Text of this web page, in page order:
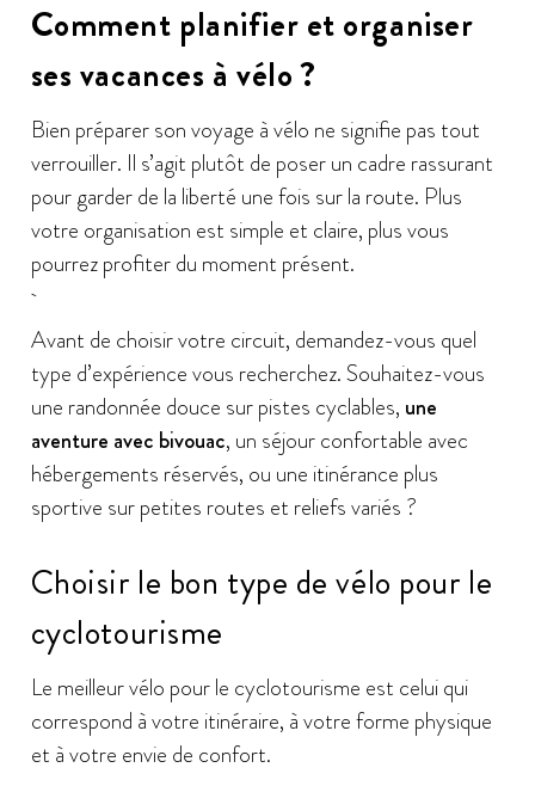
Comment planifier et organiser
ses vacances à vélo ?
Bien préparer son voyage à vélo ne signifie pas tout
verrouiller. Il s’agit plutôt de poser un cadre rassurant
pour garder de la liberté une fois sur la route. Plus
votre organisation est simple et claire, plus vous
pourrez profiter du moment présent.
Avant de choisir votre circuit, demandez-vous quel
type d’expérience vous recherchez. Souhaitez-vous
une randonnée douce sur pistes cyclables, une
aventure avec bivouac, un séjour confortable avec
hébergements réservés, ou une itinérance plus
sportive sur petites routes et reliefs variés ?
Choisir le bon type de vélo pour le
cyclotourisme
Le meilleur vélo pour le cyclotourisme est celui qui
correspond à votre itinéraire, à votre forme physique
et à votre envie de confort.